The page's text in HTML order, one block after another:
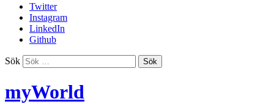
Twitter
Instagram
LinkedIn
Github
Sök
myWorld